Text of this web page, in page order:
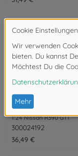
Auto Modellbau 1:24
1:24 Nissan R390 GT1
300024192
36,49 €